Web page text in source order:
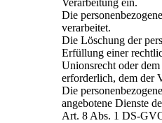
Verarbeitung ein.
Die
verarbeitet.
Die Löschung der
Erfüllung einer
Unionsrecht oder
erforderlich, dem der
Die
angebotene Dienste
Art. 8 Abs. 1 DS-